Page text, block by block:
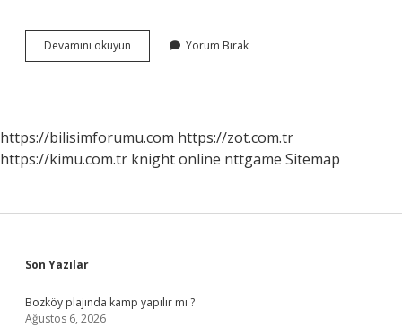
Devamını okuyun Alacakaranlık
1
Yorum Bırak
https://bilisimforumu.com https://zot.com.tr
https://kimu.com.tr knight online nttgame Sitemap
Sidebar
Son Yazılar
Bozköy plajında kamp yapılır mı ?
Ağustos 6, 2026